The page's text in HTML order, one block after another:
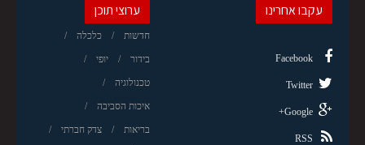
ערוצי תוכן
חדשות כלכלה
בידור יופי
טכנולוגיה
איכות הסביבה
בריאות צדק חברתי
עקבו אחרינו
Facebook
Twitter
Google+
RSS